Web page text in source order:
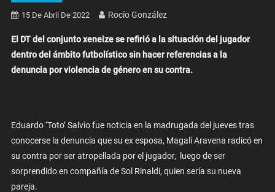
15 De Abril De 2022 Rocío González
El DT del conjunto xeneize se refirió a la situación del jugador
dentro del ámbito futbolístico sin hacer referencias a la
denuncia por violencia de género en su contra.
Eduardo ‘Toto’ Salvio fue noticia en la madrugada del jueves tras
conocerse la denuncia que su ex esposa, Magalí Aravena radicó en
su contra por ser atropellada por el jugador, luego de ser
sorprendido en compañía de Sol Rinaldi, quien sería su nueva
pareja.